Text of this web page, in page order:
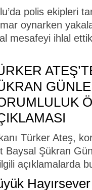
polis ekipleri
oynarken
mesafeyi ihlal
Türker Ateş,
Baysal Şükran
açıklamalarda